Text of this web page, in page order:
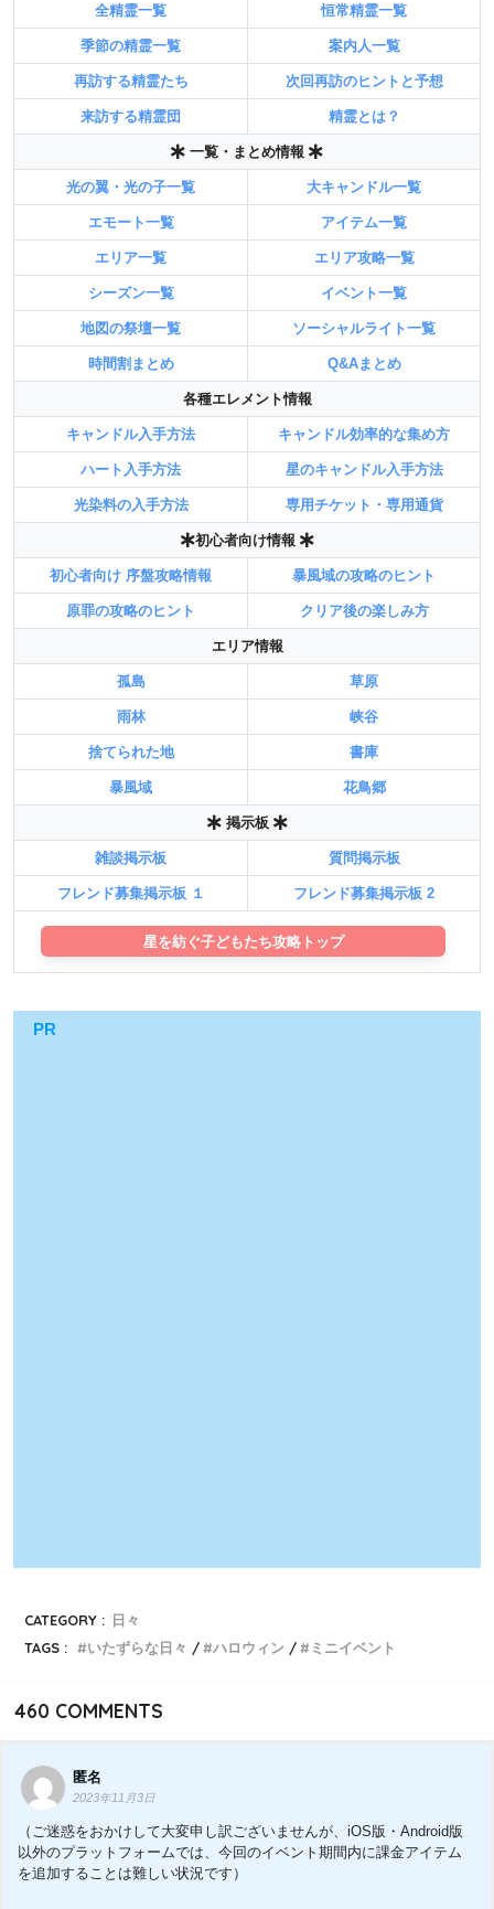
全精霊一覧 恒常精霊一覧
季節の精霊一覧 案内人一覧
再訪する精霊たち 次回再訪のヒントと予想
来訪する精霊団 精霊とは？
一覧・まとめ情報
光の翼・光の子一覧 大キャンドル一覧
エモート一覧 アイテム一覧
エリア一覧 エリア攻略一覧
シーズン一覧 イベント一覧
地図の祭壇一覧 ソーシャルライト一覧
時間割まとめ Q&Aまとめ
各種エレメント情報
キャンドル入手方法 キャンドル効率的な集め方
ハート入手方法 星のキャンドル入手方法
光染料の入手方法 専用チケット・専用通貨
初心者向け情報
初心者向け 序盤攻略情報 暴風域の攻略のヒント
原罪の攻略のヒント クリア後の楽しみ方
エリア情報
孤島 草原
雨林 峡谷
捨てられた地 書庫
暴風域 花鳥郷
掲示板
雑談掲示板 質問掲示板
フレンド募集掲示板 １ フレンド募集掲示板 2
星を紡ぐ子どもたち攻略トップ
PR
CATEGORY : 日々
TAGS :
いたずらな日々 ハロウィン ミニイベント
460 COMMENTS
匿名
2023年11月3日
（ご迷惑をおかけして大変申し訳ございませんが、iOS版・Android版
以外のプラットフォームでは、今回のイベント期間内に課金アイテム
を追加することは難しい状況です）